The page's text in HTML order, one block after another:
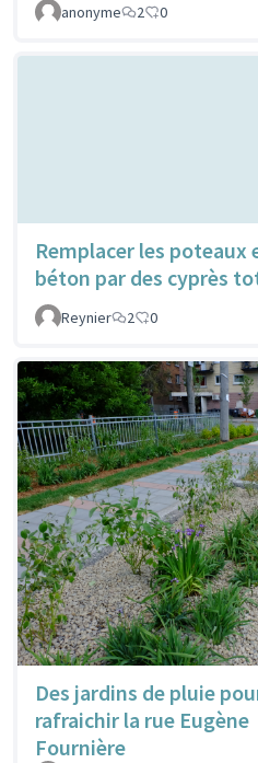
anonyme
2 0
Remplacer les poteaux
béton par des cyprès
Reynier
2 0
Des jardins de pluie
rafraichir la rue Eugène
Fournière